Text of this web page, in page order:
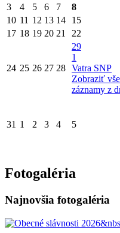
3
4 5 6 7 8
10 11 12 13 14 15
17 18 19 20 21 22
24 25 26 27 28
29
1
Vatra SNP
Zobraziť
záznamy z
31 1 2 3 4 5
Fotogaléria
Najnovšia fotogaléria